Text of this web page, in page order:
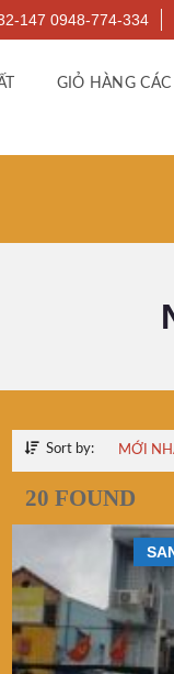
147 0948-774-334
GIỎ HÀNG
Sort by: MỚI
20 FOUND